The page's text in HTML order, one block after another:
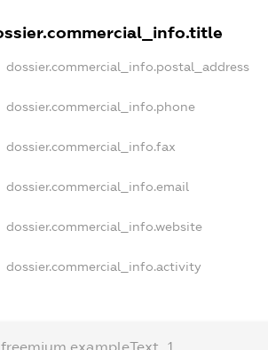
dossier.commercial_info.postal_address
dossier.commercial_info.phone
dossier.commercial_info.fax
dossier.commercial_info.email
dossier.commercial_info.website
dossier.commercial_info.activity
freemium.exampleText_1